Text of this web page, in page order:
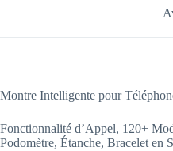
Montre Intelligente pour
Fonctionnalité d’Appel, 120+
Podomètre, Étanche, Bracelet en